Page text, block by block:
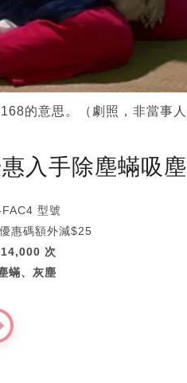
的意思。（劇照，非當事
入手除塵蟎吸
型號
惠碼額外減$25
次
蟎、灰塵